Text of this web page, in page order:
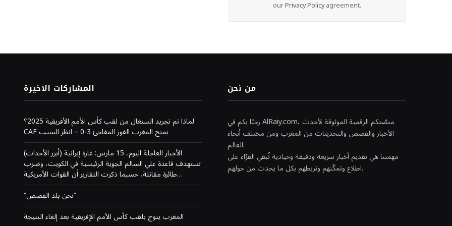
ourPrivacy Policyagreement.
المشاركات الاخيرة
لماذا تم تجريد السنغال من لقب كأس الأمم الأفريقية 2025؟
CAF يمنح المغرب الفوز المفاجئ 3-0 – انظر السبب
(أبرز الأحداث) الأخبار العاجلة اليوم، 15 مارس: غارة إيرانية
تستهدف قاعدة علي السالم الجوية الرئيسية في الكويت، وضرب
طائرة مقاتلة، حسبما ذكرت التقارير أن القوات الأمريكية…
“نحن بلد القصص”
المغرب يتوج بلقب كأس الأمم الإفريقية بعد إلغاء النتيجة
من نحن
رحبًا بكم في AlRaiy.com، منصّتكم الرقمية الموثوقة لأحدث
الأخبار والقصص والتحديثات من المغرب ومن مختلف أنحاء
العالم.
مهمتنا هي تقديم أخبار سريعة ودقيقة وحيادية تُبقي القرّاء على
اطلاع وتمكّنهم وتربطهم بكل ما يحدث من حولهم.